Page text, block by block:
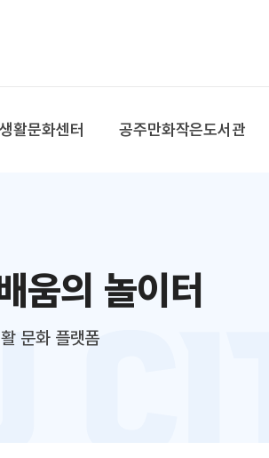
생활문화센터 공주만화작은도서관
움의 놀이터
문화 플랫폼